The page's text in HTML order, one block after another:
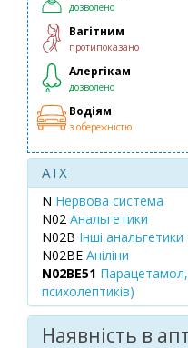
дозволено
Вагітним
протипоказано
Алергікам
дозволено
Водіям
з обережністю
ATX
N Нервова система
N02 Анальгетики
N02B Інші
N02BE Аніліни
N02BE51 Парацетамол,
психолептиків)
Наявність в